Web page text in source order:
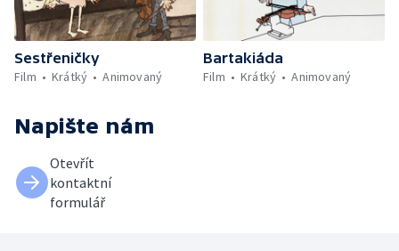
Sestřeničky
Film
Krátký Animovaný
Bartakiáda
Film
Krátký Animovaný
Napište nám
Otevřít
kontaktní
formulář